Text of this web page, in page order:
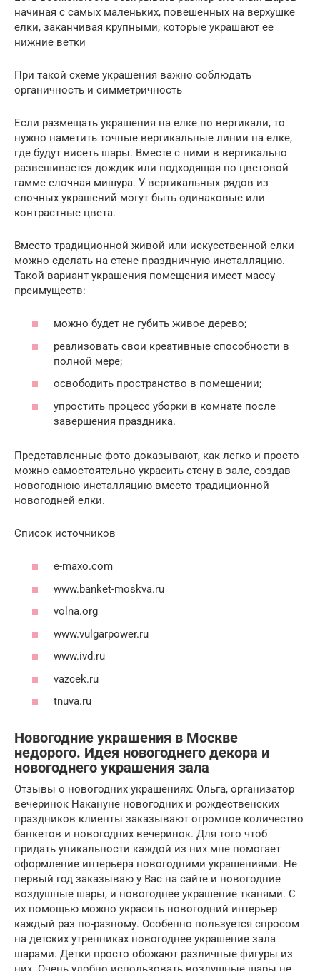
начиная с самых маленьких, повешенных на верхушке
елки, заканчивая крупными, которые украшают ее
нижние ветки
При такой схеме украшения важно соблюдать
органичность и симметричность
Если размещать украшения на елке по вертикали, то
нужно наметить точные вертикальные линии на елке,
где будут висеть шары. Вместе с ними в вертикально
развешивается дождик или подходящая по цветовой
гамме елочная мишура. У вертикальных рядов из
елочных украшений могут быть одинаковые или
контрастные цвета.
Вместо традиционной живой или искусственной елки
можно сделать на стене праздничную инсталляцию.
Такой вариант украшения помещения имеет массу
преимуществ:
можно будет не губить живое дерево;
реализовать свои креативные способности в
полной мере;
освободить пространство в помещении;
упростить процесс уборки в комнате после
завершения праздника.
Представленные фото доказывают, как легко и просто
можно самостоятельно украсить стену в зале, создав
новогоднюю инсталляцию вместо традиционной
новогодней елки.
Список источников
e-maxo.com
www.banket-moskva.ru
volna.org
www.vulgarpower.ru
www.ivd.ru
vazcek.ru
tnuva.ru
Новогодние украшения в Москве
недорого. Идея новогоднего декора и
новогоднего украшения зала
Отзывы о новогодних украшениях: Ольга, организатор
вечеринок Накануне новогодних и рождественских
праздников клиенты заказывают огромное количество
банкетов и новогодних вечеринок. Для того чтоб
придать уникальности каждой из них мне помогает
оформление интерьера новогодними украшениями. Не
первый год заказываю у Вас на сайте и новогодние
воздушные шары, и новогоднее украшение тканями. С
их помощью можно украсить новогодний интерьер
каждый раз по-разному. Особенно пользуется спросом
на детских утренниках новогоднее украшение зала
шарами. Детки просто обожают различные фигуры из